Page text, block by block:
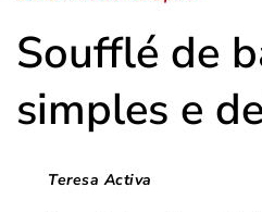
Soufflé de
simples e
Teresa Activa